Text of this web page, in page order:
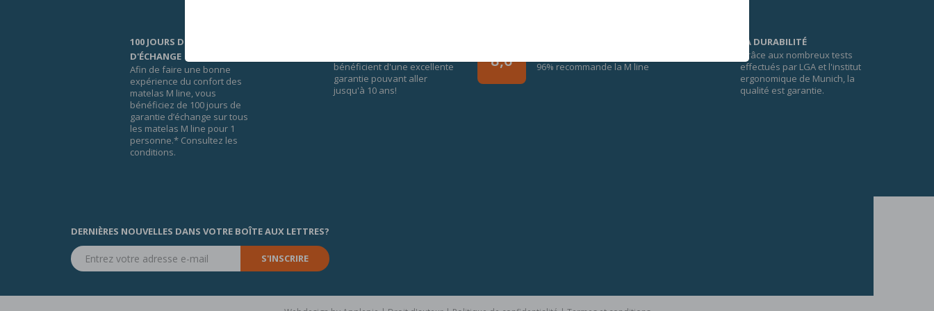
100 JOURS DE GARANTIE
D'ÉCHANGE
Afin de faire une bonne
expérience du confort des
matelas M line, vous
bénéficiez de 100 jours de
garantie d’échange sur tous
les matelas M line pour 1
personne.* Consultez les
conditions.
bénéficient d'une excellente
garantie pouvant aller
jusqu'à 10 ans!
8,6
96% recommande la M line
LA DURABILITÉ
Grâce aux nombreux tests
effectués par LGA et l'institut
ergonomique de Munich, la
qualité est garantie.
DERNIÈRES NOUVELLES DANS VOTRE BOÎTE AUX LETTRES?
S'INSCRIRE